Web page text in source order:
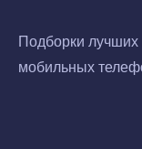
Подборки
мобильных